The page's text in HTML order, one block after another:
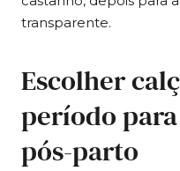
transparente.
Escolher
período
pós-parto